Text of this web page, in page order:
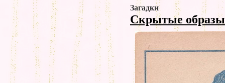
Загадки
Скрытые